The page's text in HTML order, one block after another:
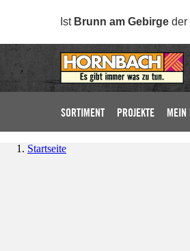
Ist Brunn am Gebirge der
SORTIMENT PROJEKTE MEIN
Startseite